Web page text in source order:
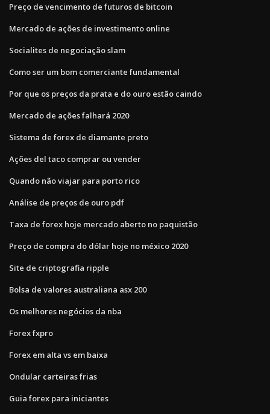
Preço de vencimento de futuros de bitcoin
Mercado de ações de investimento online
Socialites de negociação slam
Como ser um bom comerciante fundamental
Por que os preços da prata e do ouro estão caindo
Mercado de ações falhará 2020
Sistema de forex de diamante preto
Ações del taco comprar ou vender
Quando não viajar para porto rico
Análise de preços de ouro pdf
Taxa de forex hoje mercado aberto no paquistão
Preço de compra do dólar hoje no méxico 2020
Site de criptografia ripple
Bolsa de valores australiana asx 200
Os melhores negócios da nba
Forex fxpro
Forex em alta vs em baixa
Ondular carteiras frias
Guia forex para iniciantes